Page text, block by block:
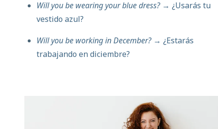
Will you be wearing your blue dress?→ ¿Usarás tu
vestido azul?
Will you be working in December?→ ¿Estarás
trabajando en diciembre?